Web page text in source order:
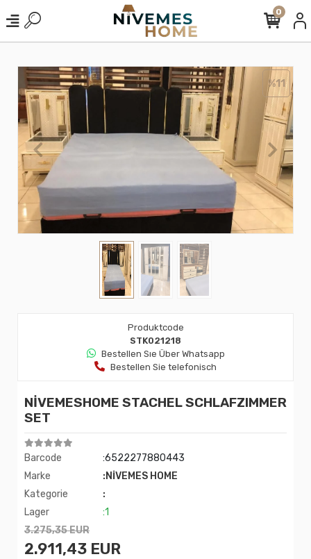
0
%11
Produktcode
STK021218
Bestellen Sıe Über Whatsapp
Bestellen Sie telefonisch
NİVEMESHOME STACHEL SCHLAFZIMMER
SET
Barcode
:6522277880443
Marke
:NİVEMES HOME
Kategorie
:
Lager
:1
3.275,35 EUR
2.911,43 EUR